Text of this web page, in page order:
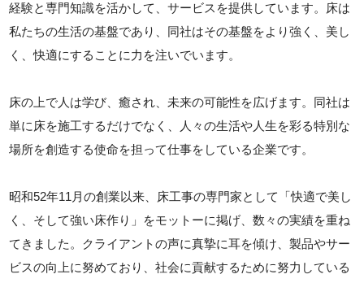
経験と専門知識を活かして、サービスを提供しています。床は
私たちの生活の基盤であり、同社はその基盤をより強く、美し
く、快適にすることに力を注いでいます。
床の上で人は学び、癒され、未来の可能性を広げます。同社は
単に床を施工するだけでなく、人々の生活や人生を彩る特別な
場所を創造する使命を担って仕事をしている企業です。
昭和52年11月の創業以来、床工事の専門家として「快適で美し
く、そして強い床作り」をモットーに掲げ、数々の実績を重ね
てきました。クライアントの声に真摯に耳を傾け、製品やサー
ビスの向上に努めており、社会に貢献するために努力している